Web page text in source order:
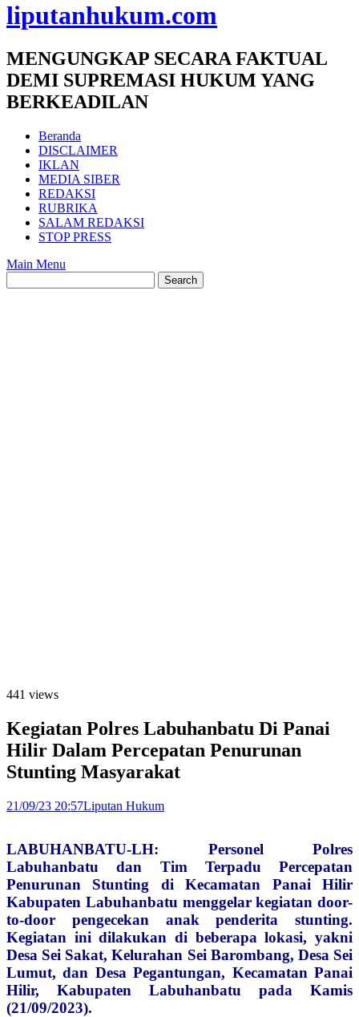
liputanhukum.com
MENGUNGKAP SECARA FAKTUAL
DEMI SUPREMASI HUKUM YANG
BERKEADILAN
Beranda
DISCLAIMER
IKLAN
MEDIA SIBER
REDAKSI
RUBRIKA
SALAM REDAKSI
STOP PRESS
Main Menu
441 views
Kegiatan Polres Labuhanbatu Di Panai
Hilir Dalam Percepatan Penurunan
Stunting Masyarakat
21/09/23 20:57Liputan Hukum
LABUHANBATU-LH: Personel Polres
Labuhanbatu dan Tim Terpadu Percepatan
Penurunan Stunting di Kecamatan Panai Hilir
Kabupaten Labuhanbatu menggelar kegiatan door-
to-door pengecekan anak penderita stunting.
Kegiatan ini dilakukan di beberapa lokasi, yakni
Desa Sei Sakat, Kelurahan Sei Barombang, Desa Sei
Lumut, dan Desa Pegantungan, Kecamatan Panai
Hilir, Kabupaten Labuhanbatu pada Kamis
(21/09/2023).